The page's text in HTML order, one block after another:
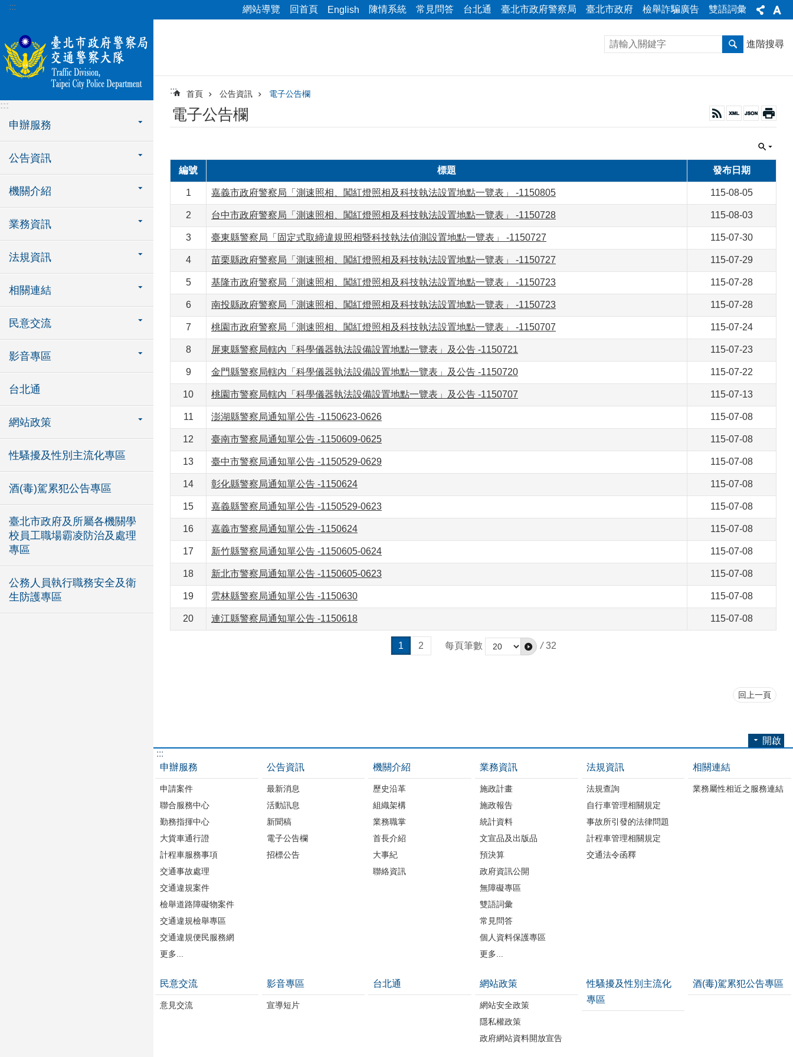
跳到主要內容區塊
::: 網站導覽 回首頁 English 陳情系統 常見問答 台北通 臺北市政府警察局 臺北市政府 檢舉詐騙廣告 雙語詞彙
:::
申辦服務
公告資訊
機關介紹
業務資訊
法規資訊
相關連結
民意交流
影音專區
台北通
網站政策
性騷擾及性別主流化專區
酒(毒)駕累犯公告專區
臺北市政府及所屬各機關學
校員工職場霸凌防治及處理
專區
公務人員執行職務安全及衛
生防護專區
進階搜尋
::: 首頁 公告資訊 電子公告欄
電子公告欄
編號 標題 發布日期
1 嘉義市政府警察局「測速照相、闖紅燈照相及科技執法設置地點一覽表」 -1150805 115-08-05
2 台中市政府警察局「測速照相、闖紅燈照相及科技執法設置地點一覽表」 -1150728 115-08-03
3 臺東縣警察局「固定式取締違規照相暨科技執法偵測設置地點一覽表」 -1150727 115-07-30
4 苗栗縣政府警察局「測速照相、闖紅燈照相及科技執法設置地點一覽表」 -1150727 115-07-29
5 基隆市政府警察局「測速照相、闖紅燈照相及科技執法設置地點一覽表」 -1150723 115-07-28
6 南投縣政府警察局「測速照相、闖紅燈照相及科技執法設置地點一覽表」 -1150723 115-07-28
7 桃園市政府警察局「測速照相、闖紅燈照相及科技執法設置地點一覽表」 -1150707 115-07-24
8 屏東縣警察局轄內「科學儀器執法設備設置地點一覽表」及公告 -1150721 115-07-23
9 金門縣警察局轄內「科學儀器執法設備設置地點一覽表」及公告 -1150720 115-07-22
10 桃園市警察局轄內「科學儀器執法設備設置地點一覽表」及公告 -1150707 115-07-13
11 澎湖縣警察局通知單公告 -1150623-0626 115-07-08
12 臺南市警察局通知單公告 -1150609-0625 115-07-08
13 臺中市警察局通知單公告 -1150529-0629 115-07-08
14 彰化縣警察局通知單公告 -1150624 115-07-08
15 嘉義縣警察局通知單公告 -1150529-0623 115-07-08
16 嘉義市警察局通知單公告 -1150624 115-07-08
17 新竹縣警察局通知單公告 -1150605-0624 115-07-08
18 新北市警察局通知單公告 -1150605-0623 115-07-08
19 雲林縣警察局通知單公告 -1150630 115-07-08
20 連江縣警察局通知單公告 -1150618 115-07-08
1 2 每頁筆數 / 32
回上一頁
開啟
:::
申辦服務
申請案件
聯合服務中心
勤務指揮中心
大貨車通行證
計程車服務事項
交通事故處理
交通違規案件
檢舉道路障礙物案件
交通違規檢舉專區
交通違規便民服務網
更多...
公告資訊
最新消息
活動訊息
新聞稿
電子公告欄
招標公告
機關介紹
歷史沿革
組織架構
業務職掌
首長介紹
大事紀
聯絡資訊
業務資訊
施政計畫
施政報告
統計資料
文宣品及出版品
預決算
政府資訊公開
無障礙專區
雙語詞彙
常見問答
個人資料保護專區
更多...
法規資訊
法規查詢
自行車管理相關規定
事故所引發的法律問題
計程車管理相關規定
交通法令函釋
相關連結
業務屬性相近之服務連結
民意交流
意見交流
影音專區
宣導短片
台北通 網站政策
網站安全政策
隱私權政策
政府網站資料開放宣告
性騷擾及性別主流化
專區
酒(毒)駕累犯公告專區